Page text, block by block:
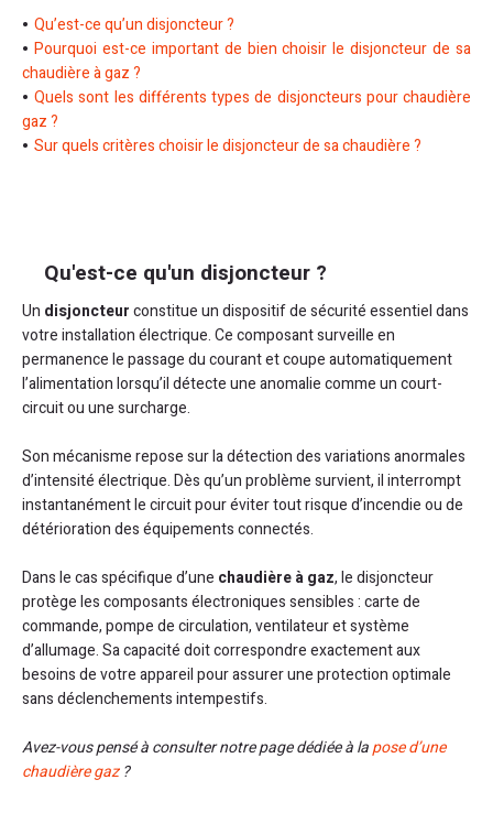
Qu’est-ce qu’un disjoncteur ?
Pourquoi est-ce important de bien choisir le disjoncteur de sa
chaudière à gaz ?
Quels sont les différents types de disjoncteurs pour chaudière
gaz ?
Sur quels critères choisir le disjoncteur de sa chaudière ?
Qu'est-ce qu'un disjoncteur ?
Un disjoncteurconstitue un dispositif de sécurité essentiel dans
votre installation électrique. Ce composant surveille en
permanence le passage du courant et coupe automatiquement
l’alimentation lorsqu’il détecte une anomalie comme un court-
circuit ou une surcharge.
Son mécanisme repose sur la détection des variations anormales
d’intensité électrique. Dès qu’un problème survient, il interrompt
instantanément le circuit pour éviter tout risque d’incendie ou de
détérioration des équipements connectés.
Dans le cas spécifique d’une chaudière à gaz, le disjoncteur
protège les composants électroniques sensibles : carte de
commande, pompe de circulation, ventilateur et système
d’allumage. Sa capacité doit correspondre exactement aux
besoins de votre appareil pour assurer une protection optimale
sans déclenchements intempestifs.
Avez-vous pensé à consulter notre page dédiée à lapose d’une
chaudière gaz?